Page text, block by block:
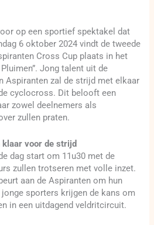
op een sportief spektakel dat
6 oktober 2024 vindt de tweede
Cross Cup plaats in het
Jong talent uit de
Aspiranten zal de strijd met elkaar
cyclocross. Dit belooft een
zowel deelnemers als
zullen praten.
voor de strijd
dag start om 11u30 met de
zullen trotseren met volle inzet.
aan de Aspiranten om hun
sporters krijgen de kans om
in een uitdagend veldritcircuit.